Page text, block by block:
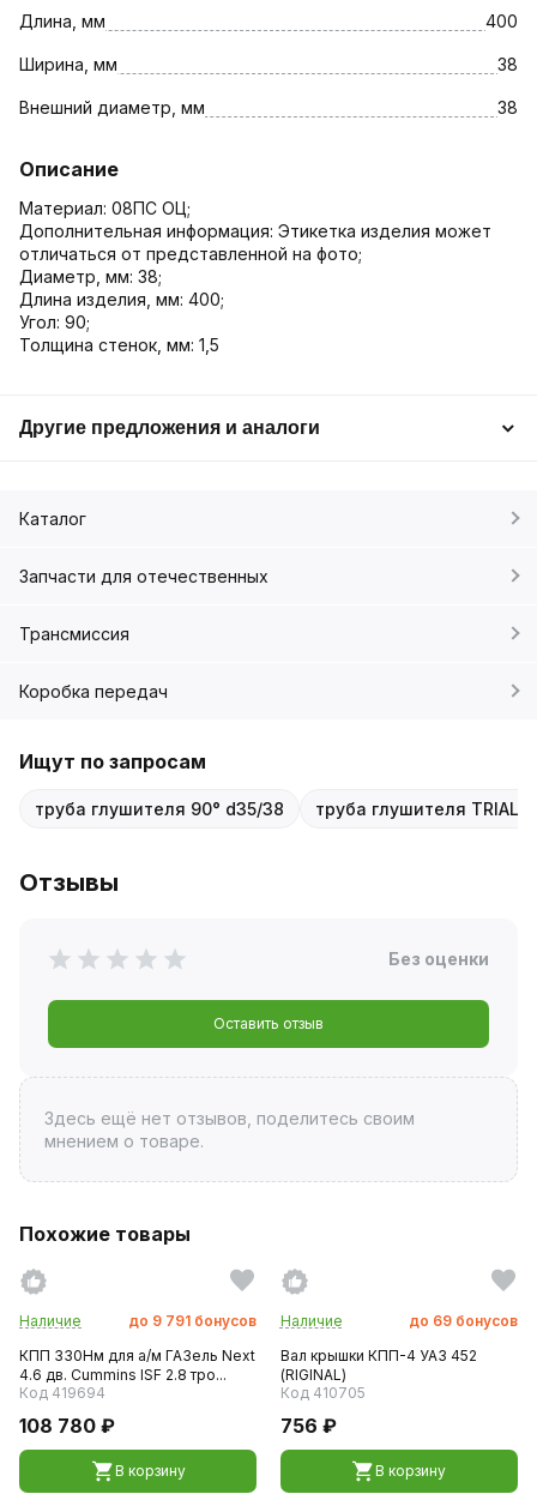
Длина, мм 400
Ширина, мм 38
Внешний диаметр, мм 38
Описание
Материал: 08ПС ОЦ;
Дополнительная информация: Этикетка изделия может
отличаться от представленной на фото;
Диаметр, мм: 38;
Длина изделия, мм: 400;
Угол: 90;
Толщина стенок, мм: 1,5
Другие предложения и аналоги
Каталог
Запчасти для отечественных
Трансмиссия
Коробка передач
Ищут по запросам
труба глушителя 90° d35/38 труба глушителя TRIALLI
Отзывы
Без оценки
Оставить отзыв
Здесь ещё нет отзывов, поделитесь своим
мнением о товаре.
Похожие товары
Наличие до 9 791 бонусов
КПП 330Нм для а/м ГАЗель Next
4.6 дв. Cummins ISF 2.8 тро...
Код 419694
108 780 ₽
В корзину
Наличие до 69 бонусов
Вал крышки КПП-4 УАЗ 452
(RIGINAL)
Код 410705
756 ₽
В корзину